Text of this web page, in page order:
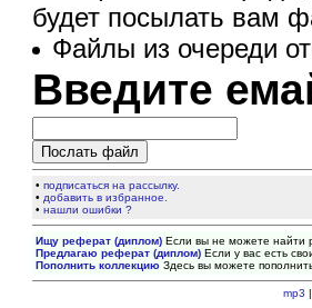
будет посылать вам
Файлы из очереди
Введите
•подписаться на рассылку.
• добавить в избранное.
•нашли ошибки ?
Ищу реферат (диплом) Если вы не можете найти
Предлагаю реферат (диплом) Если у вас есть
Пополнить коллекцию Здесь вы можете
mp3 |